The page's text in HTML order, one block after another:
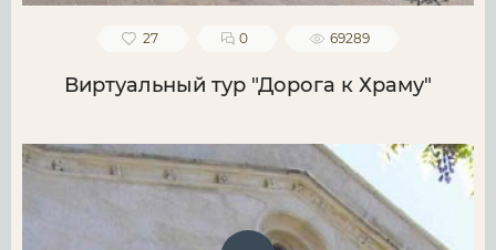
27 0 69289
Виртуальный тур "Дорога к Храму"